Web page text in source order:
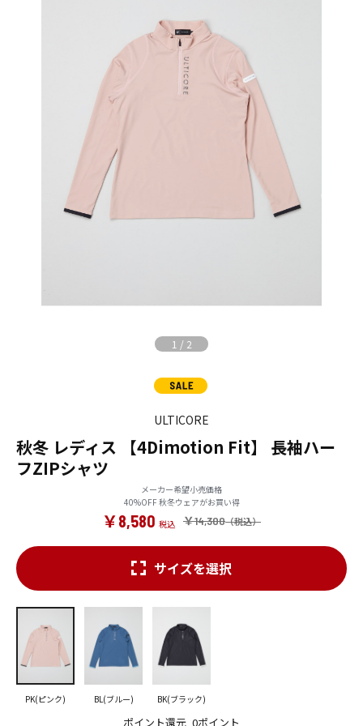
1 / 2
ULTICORE
秋冬 レディス 【4Dimotion Fit】 長袖ハー
フZIPシャツ
メーカー希望小売価格
40%OFF 秋冬ウェアがお買い得
￥14,300
￥8,580
ポイント還元 0ポイント
サイズを選択
PK(ピンク) BL(ブルー) BK(ブラック)